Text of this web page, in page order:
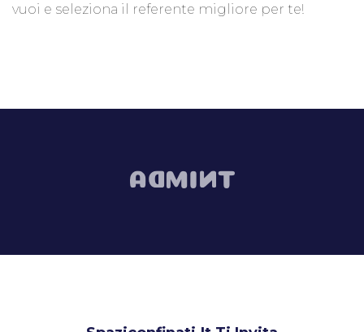
vuoi e seleziona il referente migliore per te!